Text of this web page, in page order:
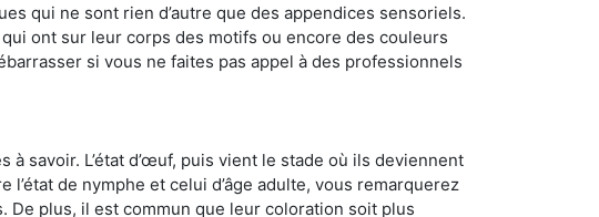
qui ne sont rien d’autre que des appendices sensoriels.
ont sur leur corps des motifs ou encore des couleurs
si vous ne faites pas appel à des professionnels
savoir. L’état d’œuf, puis vient le stade où ils deviennent
de nymphe et celui d’âge adulte, vous remarquerez
plus, il est commun que leur coloration soit plus